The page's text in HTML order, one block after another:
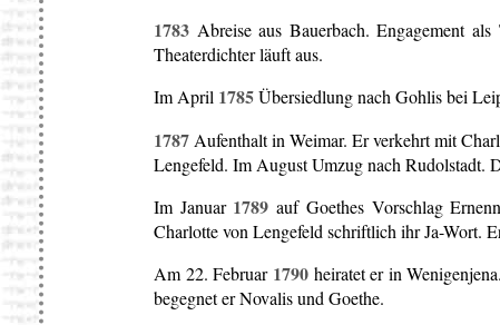
1783 Abreise aus Bauerbach. Engagement
Theaterdichter läuft aus.
Im April 1785Übersiedlung nach Gohlis bei
1787 Aufenthalt in Weimar. Er verkehrt mit
Lengefeld. Im August Umzug nach Rudolstadt.
Im Januar 1789 auf Goethes Vorschlag
Charlotte von Lengefeld schriftlich ihr Ja-Wort.
Am 22. Februar 1790heiratet er in
begegnet er Novalis und Goethe.